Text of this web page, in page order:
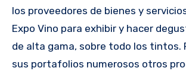
los proveedores de bienes y
Expo Vino para exhibir y hacer
de alta gama, sobre todo los tintos.
sus portafolios numerosos otros